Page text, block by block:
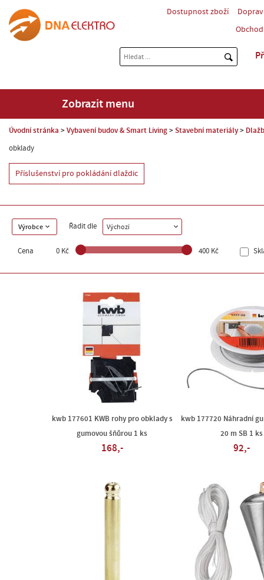
Dostupnost zboží
Zobrazit menu
Úvodní stránka Vybavení budov & Smart Living Stavební materiály
obklady
Příslušenství pro pokládání dlaždic
Výrobce Řadit dle Výchozí
Cena 0 Kč 400 Kč
kwb 177601 KWB rohy pro obklady s
gumovou šňůrou 1 ks
168,-
kwb 177720 Náhradní
20 m SB 1 ks
92,-